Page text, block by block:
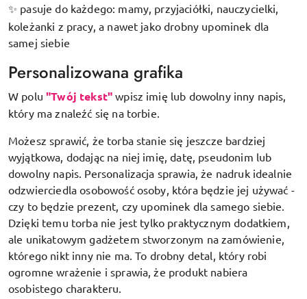
✨ pasuje do każdego: mamy, przyjaciółki, nauczycielki,
koleżanki z pracy, a nawet jako drobny upominek dla
samej siebie
Personalizowana grafika
W polu"Twój tekst" wpisz imię lub dowolny inny napis,
który ma znaleźć się na torbie.
Możesz sprawić, że torba stanie się jeszcze bardziej
wyjątkowa, dodając na niej imię, datę, pseudonim lub
dowolny napis. Personalizacja sprawia, że nadruk idealnie
odzwierciedla osobowość osoby, która będzie jej używać -
czy to będzie prezent, czy upominek dla samego siebie.
Dzięki temu torba nie jest tylko praktycznym dodatkiem,
ale unikatowym gadżetem stworzonym na zamówienie,
którego nikt inny nie ma. To drobny detal, który robi
ogromne wrażenie i sprawia, że produkt nabiera
osobistego charakteru.